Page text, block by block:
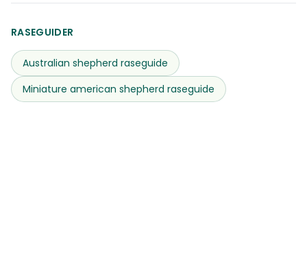
RASEGUIDER
Australian shepherd raseguide
Miniature american shepherd raseguide